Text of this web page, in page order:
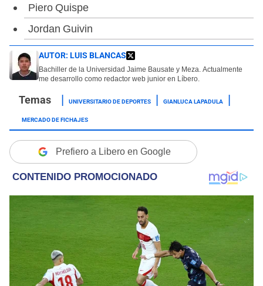
Piero Quispe
Jordan Guivin
AUTOR: LUIS BLANCAS
Bachiller de la Universidad Jaime Bausate y Meza. Actualmente
me desarrollo como redactor web junior en Líbero.
UNIVERSITARIO DE DEPORTES
GIANLUCA LAPADULA
MERCADO DE FICHAJES
Prefiero a Libero en Google